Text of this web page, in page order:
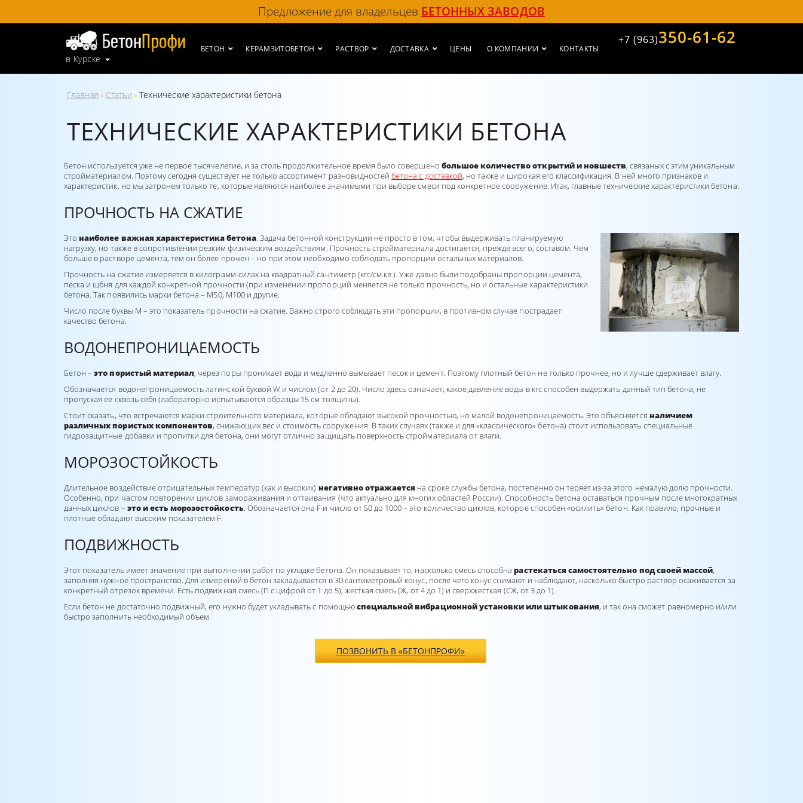
Предложение для владельцев БЕТОННЫХ ЗАВОДОВ
в Курске
БЕТОН КЕРАМЗИТОБЕТОН РАСТВОР ДОСТАВКА ЦЕНЫ О КОМПАНИИ КОНТАКТЫ
+7 (963)350-61-62
Главная » Статьи » Технические характеристики бетона
ТЕХНИЧЕСКИЕ ХАРАКТЕРИСТИКИ БЕТОНА
Бетон используется уже не первое тысячелетие, и зa столь продолжительное время было совершено большое количество открытий и новшеств, связаных с этим уникальным
стройматериалом. Поэтому сегодня существует не только ассортимент разновидностейбетона с доставкой, но также и широкая его классификация. B ней много признаков и
характеристик, но мы затронем только те, которые являются наиболее значимыми при выборе смеси под конкретное сооружение. Итак, главные технические характеристики бетона.
ПРОЧНОСТЬ НА СЖАТИЕ
Этонаиболее важная характеристика бетона. Задача бетонной конструкции не просто в том, чтобы выдерживать планируемую
нагрузку, но также в сопротивлении резким физическим воздействиям. Прочность стройматериала достигается, прежде всего, составом. Чем
больше в растворе цемента, тем он более прочен – но при этом необходимо соблюдать пропорции остальных материалов.
Прочность на сжатие измеряется в килограмм-силах на квадратный сантиметр (кгс/см.кв.). Уже давно были подобраны пропорции цемента,
песка и щбня для каждой конкретной прочности (при изменении пропорций меняется не только прочность, но и остальные характеристики
бетона. Так появились марки бетона – M50, М100 и другие.
Число после буквы М – это показатель прочности на сжатие. Важно строго соблюдать эти пропорции, в противном случае пострадает
качество бетона.
ВОДОНЕПРОНИЦАЕМОСТЬ
Бетон –это пористый материал, через поры проникает вода и медленно вымывает песок и цемент. Поэтому плотный бетон не только прочнее, но и лучше сдерживает влагу.
Обозначается водонепроницаемость латинской буквой W и числом (от 2 до 20). Число здесь означает, какое давление воды в кгс способен выдержать данный тип бетона, не
пропуская ее сквозь себя (лабораторно испытываются образцы 15 см толщины).
Стоит сказать, что встречаются марки строительного материала, которые обладают высокой прочностью, но малой водонепроницаемость. Это объясняется наличием
различных пористых компонентов, снижающих вес и стоимость сооружения. В таких случаях (также и для «классического» бетона) стоит использовать специальные
гидрозащитные добавки и пропитки для бетона, они могут отлично защищать поверхность стройматериала от влаги.
МОРОЗОСТОЙКОСТЬ
Длительное воздействие отрицательных температур (как и высоких) негативно отражается на сроке службы бетона, постепенно он теряет из-за этого немалую долю прочности.
Особенно, при частом повторении циклов замораживания и оттаивания (что актуально для многих областей России). Способность бетона оставаться прочным после многократных
данных циклов – это и есть морозостойкость. Обозначается она F и число от 50 до 1000 – это количество циклов, которое способен «осилить» бетон. Как правило, прочные и
плотные обладают высоким показателем F.
ПОДВИЖНОСТЬ
Этот показатель имеет значение при выполнении работ по укладке бетона. Он показывает то, насколько смесь способнарастекаться самостоятельно под своей массой,
заполняя нужное пространство. Для измерений в бетон закладывается в 30 сантиметровый конус, после чего конус снимают и наблюдают, насколько быстро раствор осаживается за
конкретный отрезок времени. Есть подвижная смесь (П с цифрой oт 1 до 5), жесткая смесь (Ж, от 4 до 1) и сверхжесткая (CЖ, от 3 до 1).
Если бетон не достаточно подвижный, его нужно будет укладывать с помощьюспециальной вибрационной установки или штыкования, и так она сможет равномерно и/или
быстро заполнить необходимый объем.
ПОЗВОНИТЬ В «БЕТОНПРОФИ»